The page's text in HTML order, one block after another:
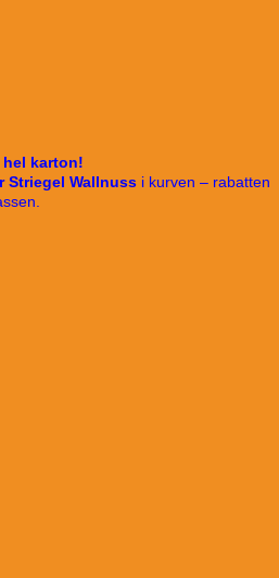
hel karton!
Striegel Wallnuss i kurven – rabatten